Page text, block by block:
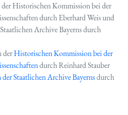
Historischen Kommission bei der
durch Eberhard Weis und
Archive Bayerns durch
derHistorischen Kommission bei der
durch Reinhard Stauber
Staatlichen Archive Bayernsdurch